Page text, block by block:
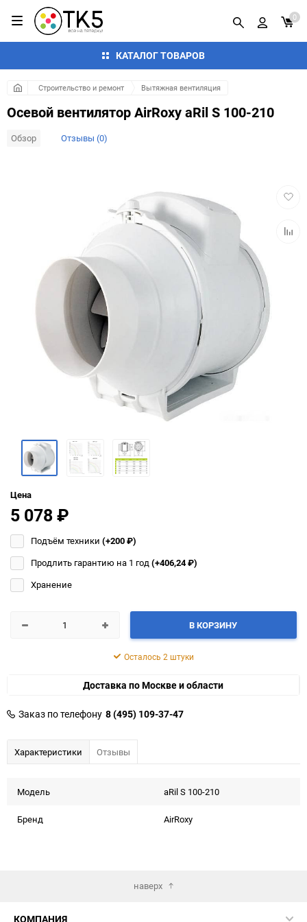
КАТАЛОГ ТОВАРОВ
0
Строительство и ремонт Вытяжная вентиляция
Осевой вентилятор AirRoxy aRil S 100-210
Обзор Отзывы (0)
Цена
5 078₽
Подъём техники (+200₽)
Продлить гарантию на 1 год(+406,24₽)
Хранение
В КОРЗИНУ
Осталось 2 штуки
Доставка по Москве и области
Заказ по телефону 8 (495) 109-37-47
Характеристики Отзывы
Модель aRil S 100-210
Бренд AirRoxy
наверх
КОМПАНИЯ